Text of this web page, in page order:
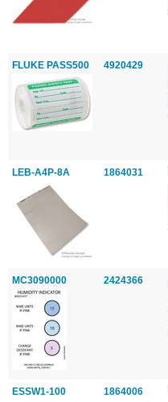
FLUKE PASS500 4920429
LEB-A4P-8A 1864031
MC3090000 2424366
ESSW1-100 1864006